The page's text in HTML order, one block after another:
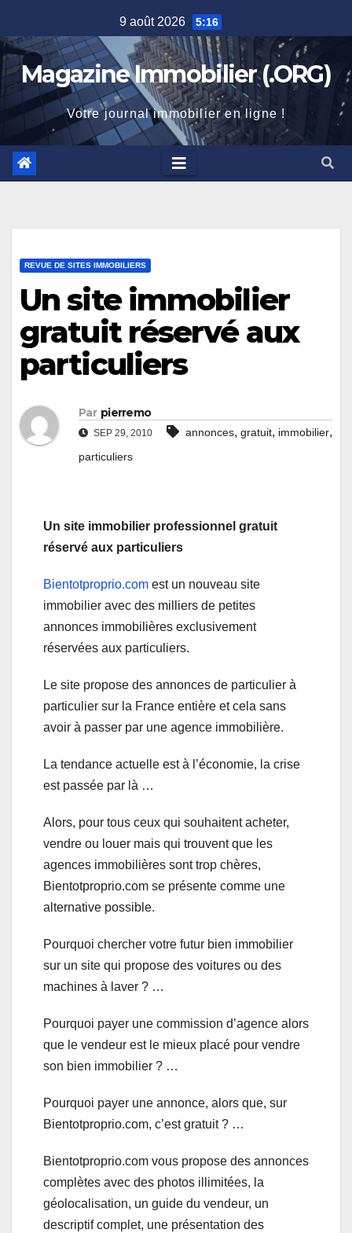
to
content
9 août 2026 5:16
Magazine Immobilier (.ORG)
Votre journal immobilier en ligne !
REVUE DE SITES IMMOBILIERS
Un site immobilier
gratuit réservé aux
particuliers
Par pierremo
SEP 29, 2010 annonces, gratuit, immobilier,
particuliers
Un site immobilier professionnel gratuit
réservé aux particuliers
Bientotproprio.com est un nouveau site
immobilier avec des milliers de petites
annonces immobilières exclusivement
réservées aux particuliers.
Le site propose des annonces de particulier à
particulier sur la France entière et cela sans
avoir à passer par une agence immobilière.
La tendance actuelle est à l’économie, la crise
est passée par là …
Alors, pour tous ceux qui souhaitent acheter,
vendre ou louer mais qui trouvent que les
agences immobilières sont trop chères,
Bientotproprio.com se présente comme une
alternative possible.
Pourquoi chercher votre futur bien immobilier
sur un site qui propose des voitures ou des
machines à laver ? …
Pourquoi payer une commission d’agence alors
que le vendeur est le mieux placé pour vendre
son bien immobilier ? …
Pourquoi payer une annonce, alors que, sur
Bientotproprio.com, c’est gratuit ? …
Bientotproprio.com vous propose des annonces
complètes avec des photos illimitées, la
géolocalisation, un guide du vendeur, un
descriptif complet, une présentation des